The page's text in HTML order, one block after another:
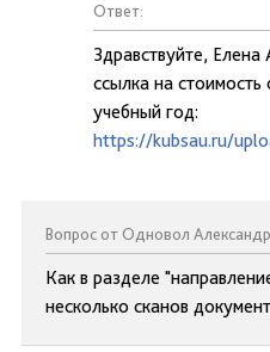
Ответ:
Здравствуйте,
ссылка на
учебный год:
https://kubsau.ru/
Вопрос от Одновол
Как в разделе
несколько сканов